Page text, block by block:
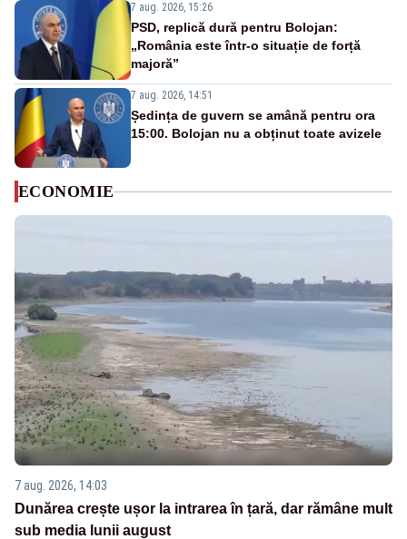
7 aug. 2026, 15:26
PSD, replică dură pentru Bolojan:
„România este într-o situație de forță
majoră”
7 aug. 2026, 14:51
Ședința de guvern se amână pentru ora
15:00. Bolojan nu a obținut toate avizele
ECONOMIE
7 aug. 2026, 14:03
Dunărea crește ușor la intrarea în țară, dar rămâne mult
sub media lunii august